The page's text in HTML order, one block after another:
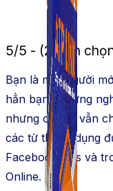
5/5 - (2 bình
Bạn là một người
hẳn bạn đã từng
nhưng có thể vẫn
các từ thông dụng
Facebook Ads và
Online.